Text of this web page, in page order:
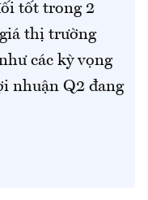
tốt trong 2
thị trường
các kỳ vọng
nhuận Q2 đang